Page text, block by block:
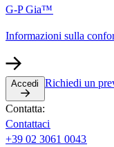
G-P Gia™​​
Informazioni sulla
Accedi​​ Richiedi un
Contatta:​​
Contattaci​​
+39 02 3061 0043​​